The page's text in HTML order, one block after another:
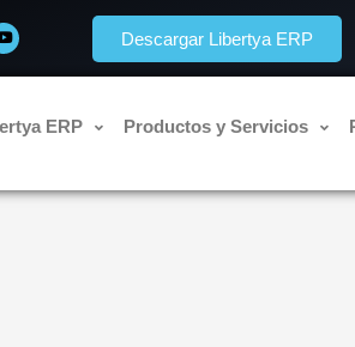
o
u
t
u
Descargar Libertya ERP
ERP Productos y Servicios